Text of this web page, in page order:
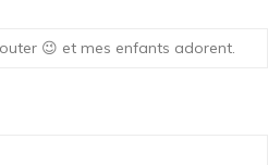
😉 et mes enfants adorent.